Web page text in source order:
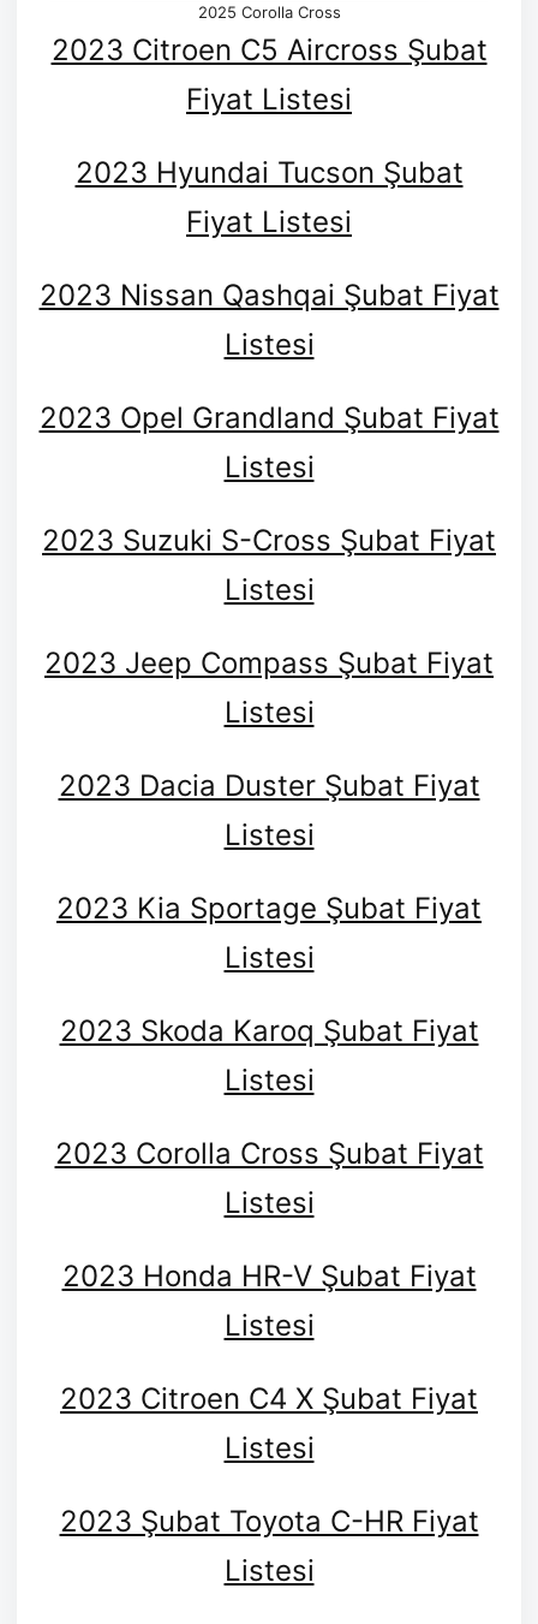
2025 Corolla Cross
2023 Citroen C5 Aircross Şubat
Fiyat Listesi
2023 Hyundai Tucson Şubat
Fiyat Listesi
2023 Nissan Qashqai Şubat Fiyat
Listesi
2023 Opel Grandland Şubat Fiyat
Listesi
2023 Suzuki S-Cross Şubat Fiyat
Listesi
2023 Jeep Compass Şubat Fiyat
Listesi
2023 Dacia Duster Şubat Fiyat
Listesi
2023 Kia Sportage Şubat Fiyat
Listesi
2023 Skoda Karoq Şubat Fiyat
Listesi
2023 Corolla Cross Şubat Fiyat
Listesi
2023 Honda HR-V Şubat Fiyat
Listesi
2023 Citroen C4 X Şubat Fiyat
Listesi
2023 Şubat Toyota C-HR Fiyat
Listesi